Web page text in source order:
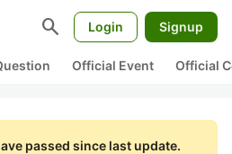
search Login Signup
Official Event Official
passed since last update.